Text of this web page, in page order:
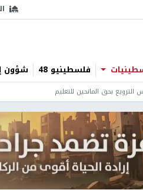
فلسطينيو 48 شؤون
الترويع بحق المانحين للتعليم